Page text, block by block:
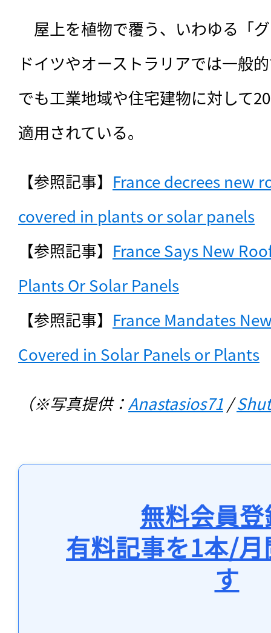
屋上を植物で覆う、いわゆる「
ドイツやオーストラリアでは一般
でも工業地域や住宅建物に対して
適用されている。
【参照記事】 France decrees new
covered in plants or solar panels
【参照記事】 France Says New
Plants Or Solar Panels
【参照記事】 France Mandates
Covered in Solar Panels or Plants
（※写真提供：Anastasios71 /
無料会員
有料記事を1本/
す